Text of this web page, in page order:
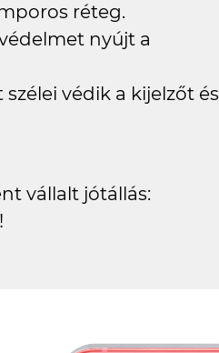
réteg.
nyújt a
védik a kijelzőt és
vállalt jótállás: